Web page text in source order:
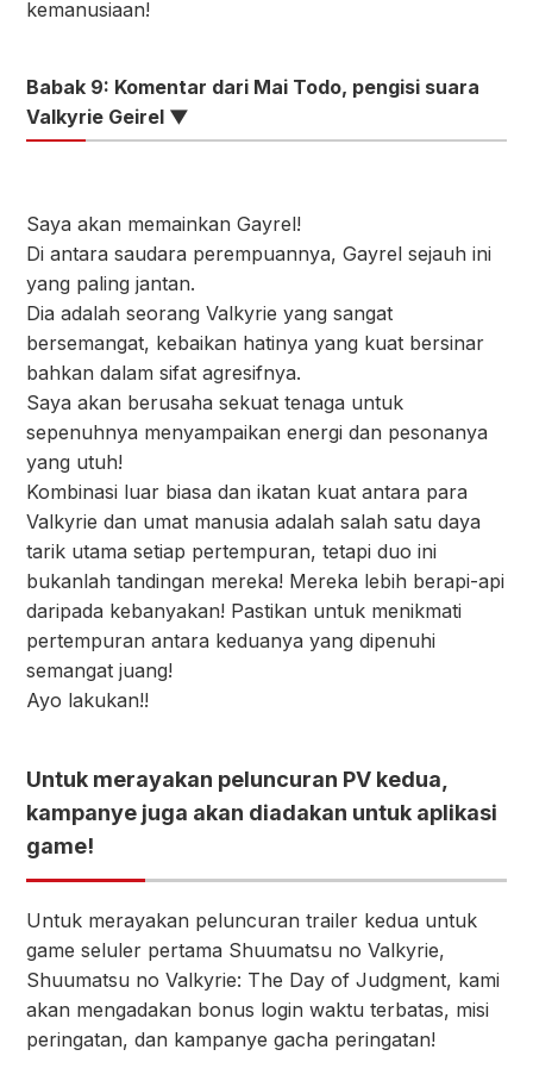
kemanusiaan!
Babak 9: Komentar dari Mai Todo, pengisi suara
Valkyrie Geirel ▼
Saya akan memainkan Gayrel!
Di antara saudara perempuannya, Gayrel sejauh ini
yang paling jantan.
Dia adalah seorang Valkyrie yang sangat
bersemangat, kebaikan hatinya yang kuat bersinar
bahkan dalam sifat agresifnya.
Saya akan berusaha sekuat tenaga untuk
sepenuhnya menyampaikan energi dan pesonanya
yang utuh!
Kombinasi luar biasa dan ikatan kuat antara para
Valkyrie dan umat manusia adalah salah satu daya
tarik utama setiap pertempuran, tetapi duo ini
bukanlah tandingan mereka! Mereka lebih berapi-api
daripada kebanyakan! Pastikan untuk menikmati
pertempuran antara keduanya yang dipenuhi
semangat juang!
Ayo lakukan!!
Untuk merayakan peluncuran PV kedua,
kampanye juga akan diadakan untuk aplikasi
game!
Untuk merayakan peluncuran trailer kedua untuk
game seluler pertama Shuumatsu no Valkyrie,
Shuumatsu no Valkyrie: The Day of Judgment, kami
akan mengadakan bonus login waktu terbatas, misi
peringatan, dan kampanye gacha peringatan!